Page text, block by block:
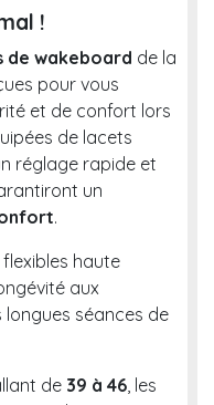
!
de wakeboard de la
pour vous
et de confort lors
de lacets
réglage rapide et
un
.
haute
aux
séances de
de 39 à 46, les